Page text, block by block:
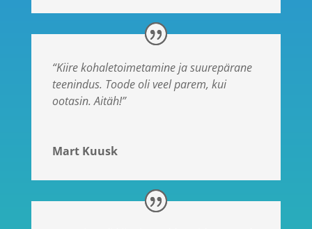
“Kiire kohaletoimetamine ja suurepärane
teenindus. Toode oli veel parem, kui
ootasin. Aitäh!”
Mart Kuusk